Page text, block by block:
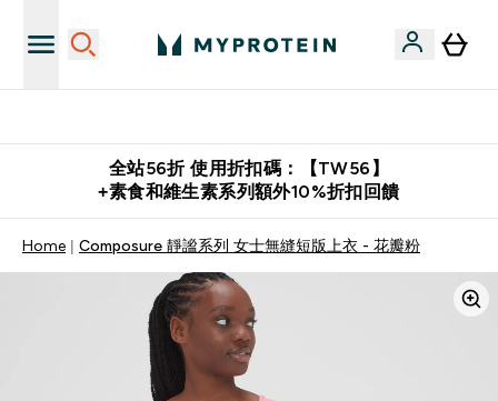
全站56折 使用折扣碼：【TW56】
+素食和維生素系列額外10%折扣回饋
Home Composure 靜謐系列 女士無縫短版上衣 - 花瓣粉